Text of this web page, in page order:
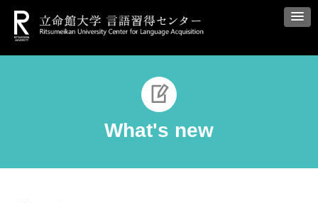
What's new